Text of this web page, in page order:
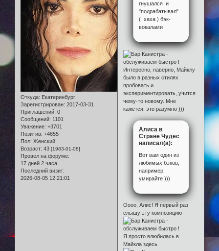
Откуда: Екатеринбург
Зарегистрирован: 2017-03-31
Приглашений: 0
Сообщений: 1101
Уважение: +3701
Позитив: +4655
Пол: Женский
Возраст: 43 [1983-01-08]
Провел на форуме:
17 дней 2 часа
Последний визит:
2026-08-05 12:21:01
гнушался и
"подрабатывал"
( хаха ) бэк-
вокалами
Интересно, наверно, Майклу
было в разных стилях
пробовать и
экспериментировать, учится
чему-то новому. Мне
кажется, это разумно )))
Алиса в
Стране Чудес
написал(а):
Вот вам один из
любимых бэков,
например,
умирайте )))
Оооо, Алис! Я первый раз
слышу эту композицию
Я просто влюбилась в
Майкла здесь